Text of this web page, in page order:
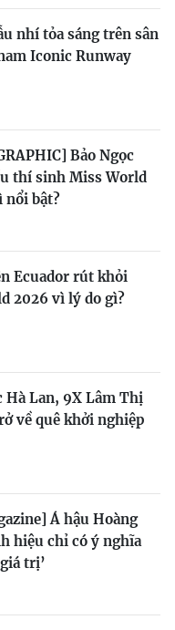
nhí tỏa sáng trên sân
Iconic Runway
Bảo Ngọc
thí sinh Miss World
nổi bật?
Ecuador rút khỏi
2026 vì lý do gì?
Hà Lan, 9X Lâm Thị
về quê khởi nghiệp
Á hậu Hoàng
hiệu chỉ có ý nghĩa
trị’